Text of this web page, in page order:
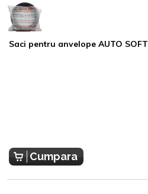
Saci pentru anvelope AUTO
Cumpara